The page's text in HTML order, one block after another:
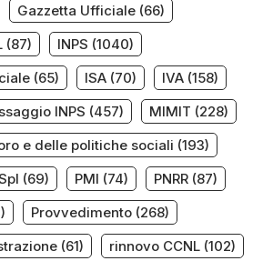
Gazzetta Ufficiale (66)
(87) INPS (1040)
(65) ISA (70) IVA (158)
INPS (457) MIMIT (228)
e delle politiche sociali (193)
(69) PMI (74) PNRR (87)
Provvedimento (268)
(61) rinnovo CCNL (102)